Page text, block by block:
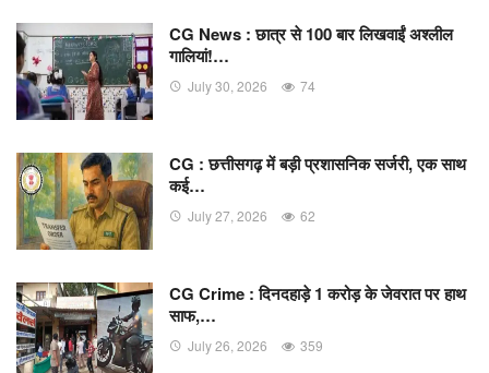
CG News : छात्र से 100 बार लिखवाईं अश्लील
गालियां!…
July 30, 2026 74
CG : छत्तीसगढ़ में बड़ी प्रशासनिक सर्जरी, एक साथ
कई…
July 27, 2026 62
CG Crime : दिनदहाड़े 1 करोड़ के जेवरात पर हाथ
साफ,…
July 26, 2026 359